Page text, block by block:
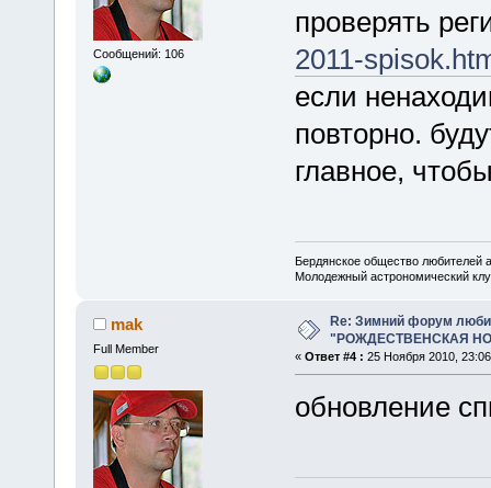
Сообщений: 106
проверять
2011-
если
повторно.
главное,
Бердянское общество любителей
Молодежный астрономический
mak
Full Member
Re: Зимний форум
"РОЖДЕСТВЕНСКАЯ
« Ответ #4 : 25 Ноября 2010,
обновление